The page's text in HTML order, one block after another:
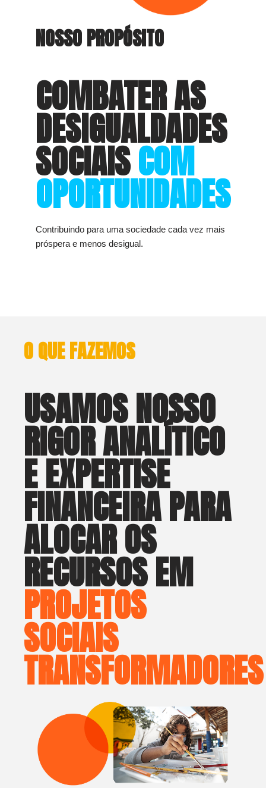
NOSSO PROPÓSITO
COMBATER AS
DESIGUALDADES
SOCIAISCOM
OPORTUNIDADES
Contribuindo para uma sociedade cada vez mais
próspera e menos desigual.
O QUE FAZEMOS
USAMOS NOSSO
RIGOR ANALÍTICO
E EXPERTISE
FINANCEIRA PARA
ALOCAR OS
RECURSOS EM
PROJETOS
SOCIAIS
TRANSFORMADORES